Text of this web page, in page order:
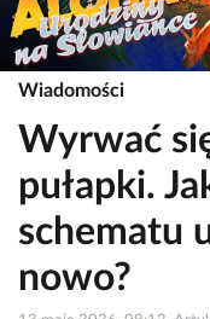
Wiadomości
Wyrwać
pułapki.
schematu
nowo?